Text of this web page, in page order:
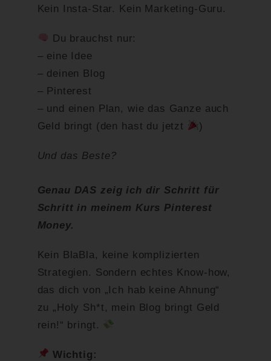
Kein Insta-Star. Kein Marketing-Guru.
Du brauchst nur:
– eine Idee
– deinen Blog
– Pinterest
– und einen Plan, wie das Ganze auch
Geld bringt (den hast du jetzt
)
Und das Beste?
Genau DAS zeig ich dir Schritt für
Schritt in meinem Kurs Pinterest
Money.
Kein BlaBla, keine komplizierten
Strategien. Sondern echtes Know-how,
das dich von „Ich hab keine Ahnung“
zu „Holy Sh*t, mein Blog bringt Geld
rein!“ bringt.
Wichtig: